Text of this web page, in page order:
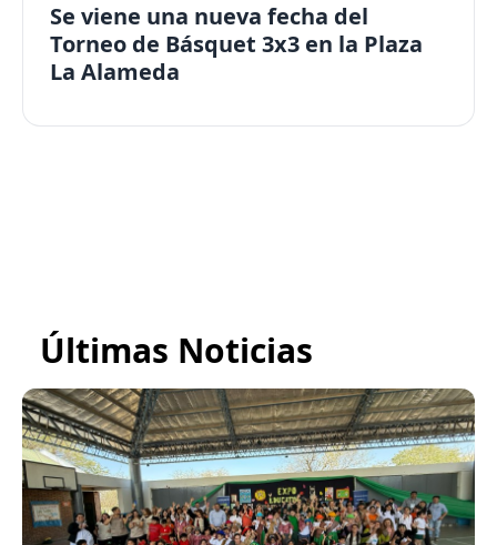
Se viene una nueva fecha del
Torneo de Básquet 3x3 en la Plaza
La Alameda
Últimas Noticias